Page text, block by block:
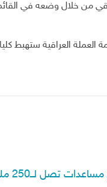
من خلال وضعه في
العملة العراقية ستهبط
لــ250 مليون دورلار